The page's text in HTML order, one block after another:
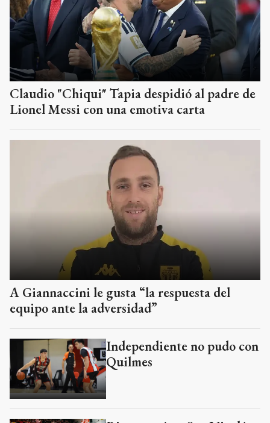
Claudio "Chiqui" Tapia despidió al padre de
Lionel Messi con una emotiva carta
A Giannaccini le gusta “la respuesta del
equipo ante la adversidad”
Independiente no pudo con
Quilmes